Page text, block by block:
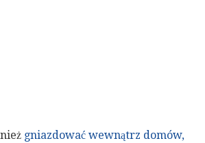
gniazdować wewnątrz domów,